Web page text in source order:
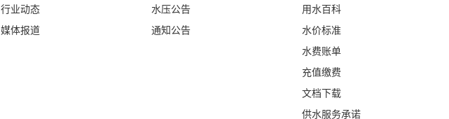
行业动态
媒体报道
水压公告
通知公告
用水百科
水价标准
水费账单
充值缴费
文档下载
供水服务承诺